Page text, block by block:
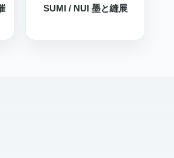
SUMI / NUI 墨と縫展